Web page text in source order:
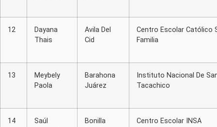
12
Dayana
Thais
Avila Del
Cid
Centro Escolar Católico
Familia
13
Meybely
Paola
Barahona
Juárez
Instituto Nacional De
Tacachico
14
Saúl
Bonilla
Centro Escolar INSA